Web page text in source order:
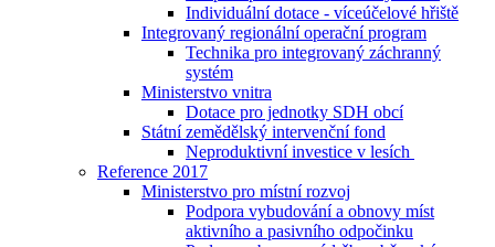
Individuální dotace - víceúčelové hřiště
Integrovaný regionální operační program
Technika pro integrovaný záchranný
systém
Ministerstvo vnitra
Dotace pro jednotky SDH obcí
Státní zemědělský intervenční fond
Neproduktivní investice v lesích
Reference 2017
Ministerstvo pro místní rozvoj
Podpora vybudování a obnovy míst
aktivního a pasivního odpočinku